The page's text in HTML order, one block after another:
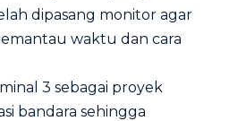
dipasang monitor agar
waktu dan cara
3 sebagai proyek
bandara sehingga